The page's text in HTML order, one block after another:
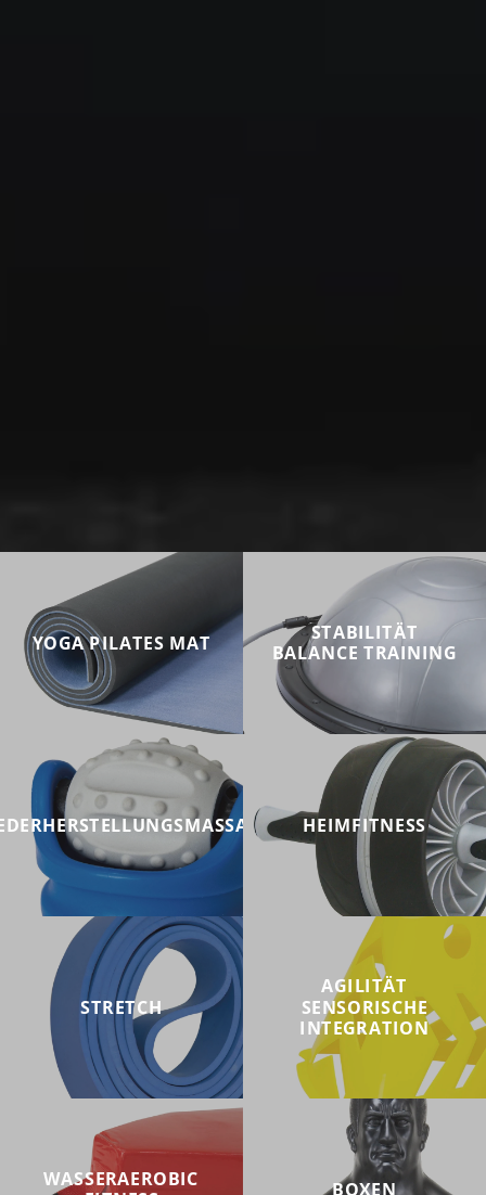
YOGA PILATES MAT STABILITÄT
BALANCE TRAINING
HEIMFITNESS
STRETCH
AGILITÄT
SENSORISCHE
INTEGRATION
WASSERAEROBIC BOXEN